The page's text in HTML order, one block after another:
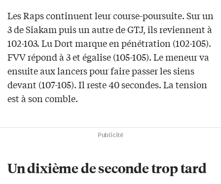
Les Raps continuent leur course-poursuite. Sur un
3 de Siakam puis un autre de GTJ, ils reviennent à
102-103. Lu Dort marque en pénétration (102-105).
FVV répond à 3 et égalise (105-105). Le meneur va
ensuite aux lancers pour faire passer les siens
devant (107-105). Il reste 40 secondes. La tension
est à son comble.
Publicité
Un dixième de seconde trop tard